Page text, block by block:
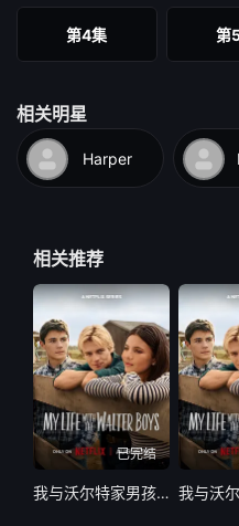
第4集 第
相关明星
Harper
相关推荐
已完结
我与沃尔特家男孩的生活第三季